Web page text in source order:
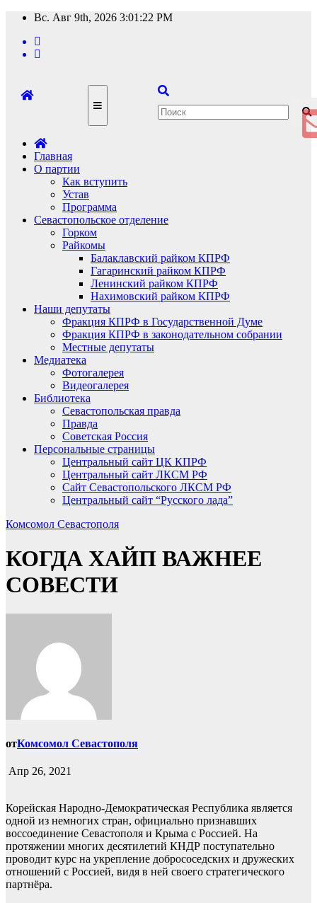
Перейти
содержимому
Вс. Авг 9th, 2026 3:01:23 PM
Главная
О партии
Как вступить
Устав
Программа
Севастопольское отделение
Горком
Райкомы
Балаклавский райком КПРФ
Гагаринский райком КПРФ
Ленинский райком КПРФ
Нахимовский райком КПРФ
Наши депутаты
Фракция КПРФ в Государственной Думе
Фракция КПРФ в законодательном собрании
Местные депутаты
Медиатека
Фотогалерея
Видеогалерея
Библиотека
Севастопольская правда
Правда
Советская Россия
Персональные страницы
Центральный сайт ЦК КПРФ
Центральный сайт ЛКСМ РФ
Сайт Севастопольского ЛКСМ РФ
Центральный сайт “Русского лада”
Комсомол Севастополя
КОГДА ХАЙП ВАЖНЕЕ
СОВЕСТИ
отКомсомол Севастополя
Апр 26, 2021
Корейская Народно-Демократическая Республика является
одной из немногих стран, официально признавших
воссоединение Севастополя и Крыма с Россией. На
протяжении многих десятилетий КНДР поступательно
проводит курс на укрепление добрососедских и дружеских
отношений с Россией, видя в ней своего стратегического
партнёра.